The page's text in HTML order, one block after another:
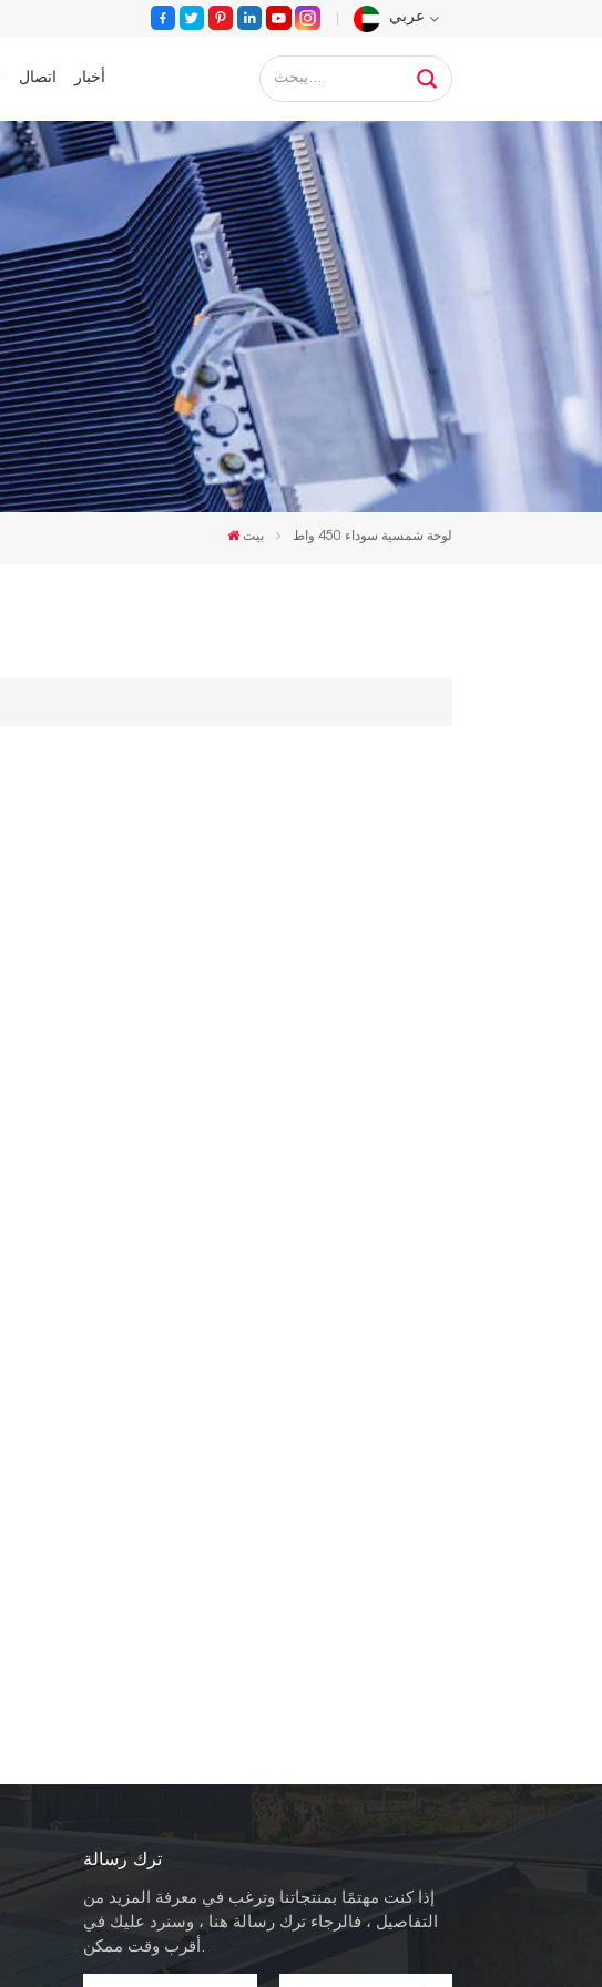
عربي
English
Français
Deutsch
Русский
Español
Português
日语
한국인
اتصال أخبار
بيت لوحة شمسية سوداء 450 واط
ترك رسالة
إذا كنت مهتمًا بمنتجاتنا وترغب في معرفة المزيد من
التفاصيل ، فالرجاء ترك رسالة هنا ، وسنرد عليك في
أقرب وقت ممكن.